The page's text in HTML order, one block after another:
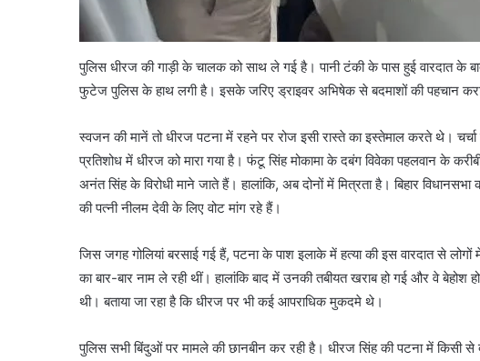
पुलिस धीरज की गाड़ी के चालक को साथ ले गई है। पानी टंकी के पास हुई वारदात के
फुटेज पुलिस के हाथ लगी है। इसके जरिए ड्राइवर अभिषेक से बदमाशों की पहचान
स्वजन की मानें तो धीरज पटना में रहने पर रोज इसी रास्‍ते का इस्‍तेमाल करते थे।
प्रतिशोध में धीरज को मारा गया है। फंटू सिंह मोकामा के दबंग विवेका पहलवान के
अनंत सिंह के विरोधी माने जाते हैं। हालांकि, अब दोनों में मित्रता है। बिहार
की पत्‍नी नीलम देवी के लिए वोट मांग रहे हैं।
जिस जगह गोलियां बरसाई गई हैं, पटना के पाश इलाके में हत्‍या की इस वारदात से
का बार-बार नाम ले रही थीं। हालांकि बाद में उनकी तबीयत खराब हो गई और वे
थी। बताया जा रहा है कि धीरज पर भी कई आपराधिक मुकदमे थे।
पुलिस सभी बिंदुओं पर मामले की छानबीन कर रही है। धीरज सिंह की पटना में किसी से